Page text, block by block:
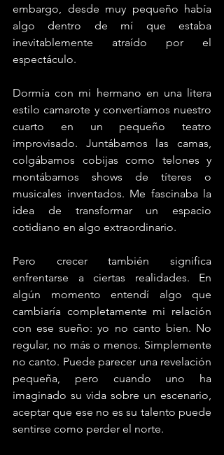
embargo, desde muy pequeño había
algo dentro de mí que estaba
inevitablemente atraído por el
espectáculo.
Dormía con mi hermano en una litera
estilo camarote y convertíamos nuestro
cuarto en un pequeño teatro
improvisado. Juntábamos las camas,
colgábamos cobijas como telones y
montábamos shows de títeres o
musicales inventados. Me fascinaba la
idea de transformar un espacio
cotidiano en algo extraordinario.
Pero crecer también significa
enfrentarse a ciertas realidades. En
algún momento entendí algo que
cambiaría completamente mi relación
con ese sueño: yo no canto bien. No
regular, no más o menos. Simplemente
no canto. Puede parecer una revelación
pequeña, pero cuando uno ha
imaginado su vida sobre un escenario,
aceptar que ese no es su talento puede
sentirse como perder el norte.